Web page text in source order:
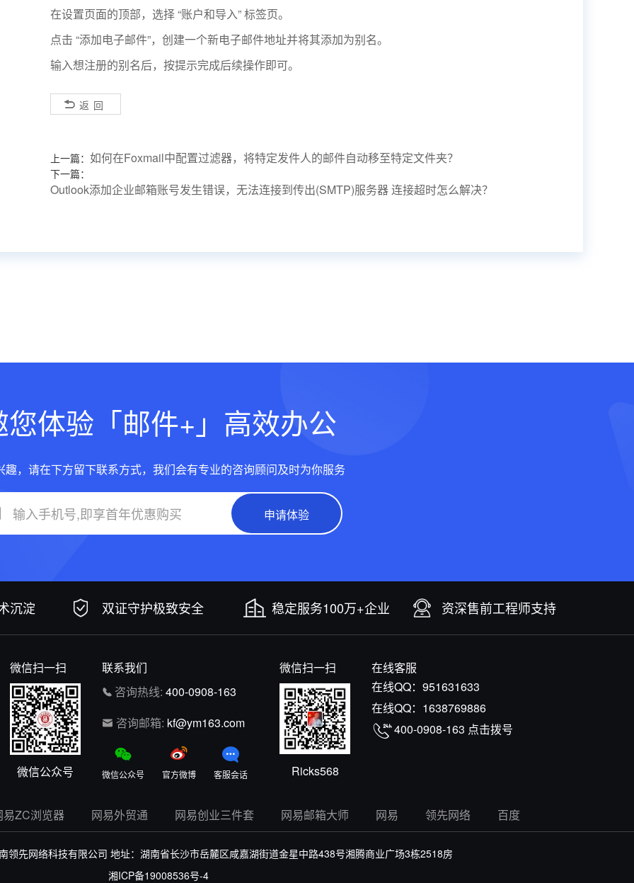
在设置页面的顶部，选择 “账户和导入” 标签页。
点击 “添加电子邮件”，创建一个新电子邮件地址并将其添加为别名。
输入想注册的别名后，按提示完成后续操作即可。
返回
上一篇： 如何在Foxmail中配置过滤器，将特定发件人的邮件自动移至特定文件夹？
下一篇：
Outlook添加企业邮箱账号发生错误，无法连接到传出(SMTP)服务器 连接超时怎么解决？
您体验「邮件+」高效办公
趣，请在下方留下联系方式，我们会有专业的咨询顾问及时为你服务
申请体验
沉淀 双证守护极致安全 稳定服务100万+企业 资深售前工程师支持
微信扫一扫
微信公众号
联系我们
咨询热线: 400-0908-163
咨询邮箱: kf@ym163.com
微信公众号 官方微博 客服会话
微信扫一扫
Ricks568
在线客服
在线QQ： 951631633
在线QQ： 1638769886
400-0908-163 点击拨号
易ZC浏览器 网易外贸通 网易创业三件套 网易邮箱大师 网易 领先网络 百度
领先网络科技有限公司 地址：湖南省长沙市岳麓区咸嘉湖街道金星中路438号湘腾商业广场3栋2518房
湘ICP备19008536号-4